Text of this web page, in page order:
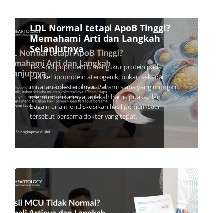
LDL Normal tetapi ApoB Tinggi?
Memahami Arti dan Langkah
Selanjutnya
Tes Apolipoprotein B mengukur protein pada
partikel lipoprotein aterogenik, bukan sekadar
muatan kolesterolnya. Pahami siapa yang mungkin
membutuhkannya, apakah harus puasa, dan
bagaimana mendiskusikan hasil pemeriksaan
tersebut bersama dokter yang tepat.